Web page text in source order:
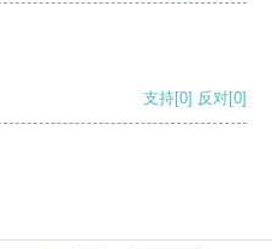
支持[0] 反对[0]